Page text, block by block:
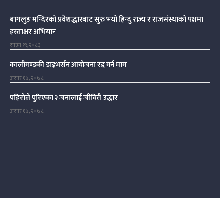
बागलुङ मन्दिरको प्रवेशद्धारबाट सुरु भयो हिन्दु राज्य र राजसंस्थाको पक्षमा
हस्ताक्षर अभियान
साउन १९, २०८३
कालीगण्डकी डाइभर्सन आयोजना रद्द गर्न माग
असार १७, २०७८
पहिरोले पुरिएका २ जनालाई जीवितै उद्धार
असार १७, २०७८